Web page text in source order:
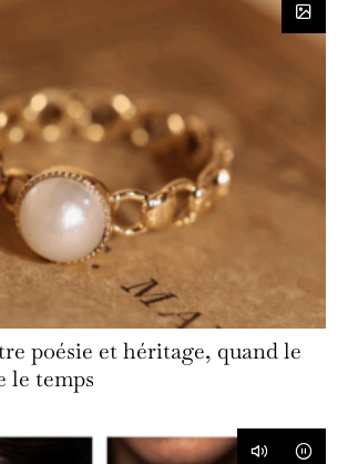
poésie et héritage, quand le
le temps